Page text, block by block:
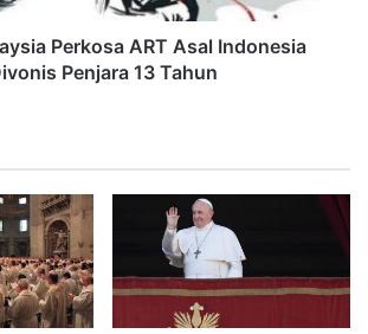
Perkosa ART Asal Indonesia
Penjara 13 Tahun